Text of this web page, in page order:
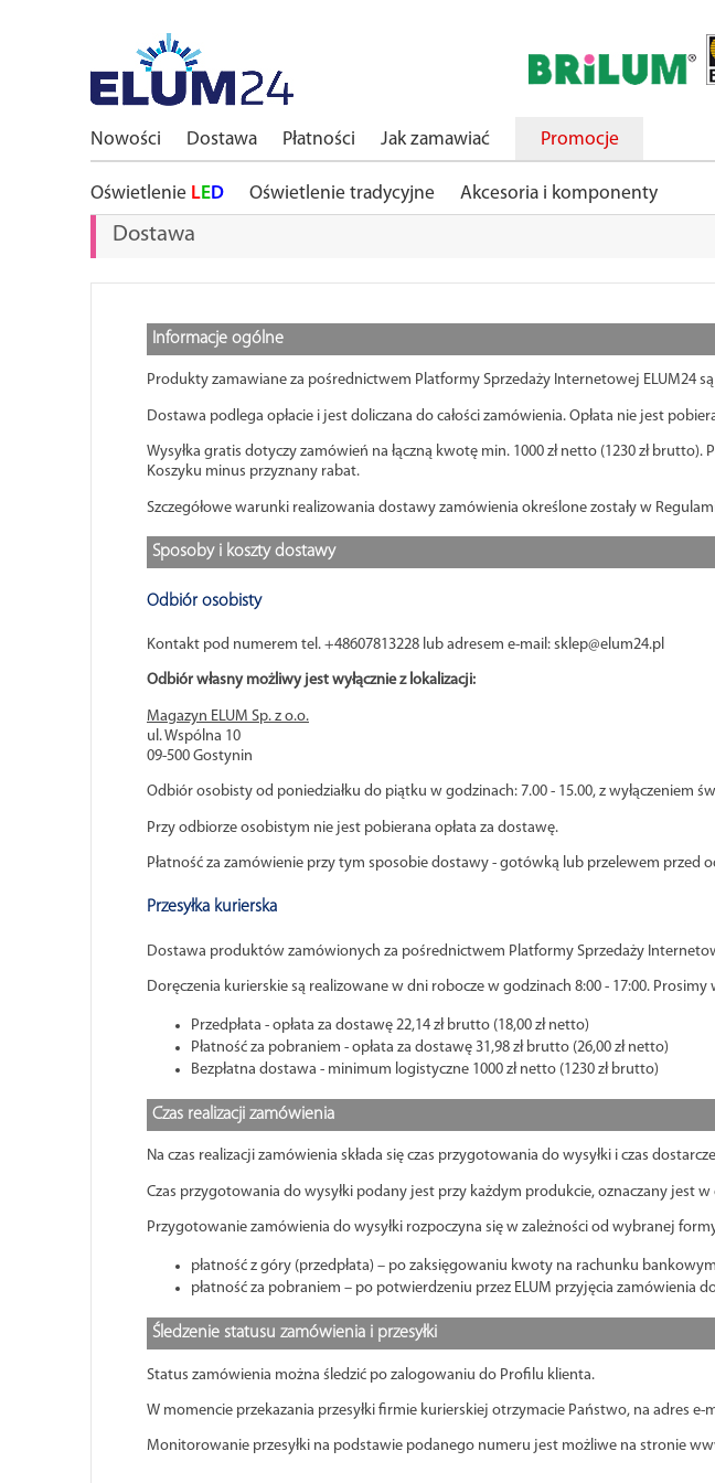
Nowości Dostawa Płatności Jak zamawiać Promocje
Oświetlenie LED Oświetlenie tradycyjne Akcesoria i komponenty
Dostawa
Informacje ogólne
Produkty zamawiane za pośrednictwem Platformy Sprzedaży Internetowej ELUM24
Dostawa podlega opłacie i jest doliczana do całości zamówienia. Opłata nie jest
Wysyłka gratis dotyczy zamówień na łączną kwotę min. 1000 zł netto (1230 zł
Koszyku minus przyznany rabat.
Szczegółowe warunki realizowania dostawy zamówienia określone zostały w
Sposoby i koszty dostawy
Odbiór osobisty
Kontakt pod numerem tel. +48607813228 lub adresem e-mail: sklep@elum24.pl
Odbiór własny możliwy jest wyłącznie z lokalizacji:
Magazyn ELUM Sp. z o.o.
ul. Wspólna 10
09-500 Gostynin
Odbiór osobisty od poniedziałku do piątku w godzinach: 7.00 - 15.00, z
Przy odbiorze osobistym nie jest pobierana opłata za dostawę.
Płatność za zamówienie przy tym sposobie dostawy - gotówką lub przelewem przed
Przesyłka kurierska
Dostawa produktów zamówionych za pośrednictwem Platformy Sprzedaży
Doręczenia kurierskie są realizowane w dni robocze w godzinach 8:00 - 17:00.
Przedpłata - opłata za dostawę 22,14 zł brutto (18,00 zł netto)
Płatność za pobraniem - opłata za dostawę 31,98 zł brutto (26,00 zł netto)
Bezpłatna dostawa - minimum logistyczne 1000 zł netto (1230 zł brutto)
Czas realizacji zamówienia
Na czas realizacji zamówienia składa się czas przygotowania do wysyłki i czas
Czas przygotowania do wysyłki podany jest przy każdym produkcie, oznaczany jest
Przygotowanie zamówienia do wysyłki rozpoczyna się w zależności od wybranej
płatność z góry (przedpłata) – po zaksięgowaniu kwoty na rachunku
płatność za pobraniem – po potwierdzeniu przez ELUM przyjęcia zamówienia
Śledzenie statusu zamówienia i przesyłki
Status zamówienia można śledzić po zalogowaniu do Profilu klienta.
W momencie przekazania przesyłki firmie kurierskiej otrzymacie Państwo, na adres
Monitorowanie przesyłki na podstawie podanego numeru jest możliwe na stronie